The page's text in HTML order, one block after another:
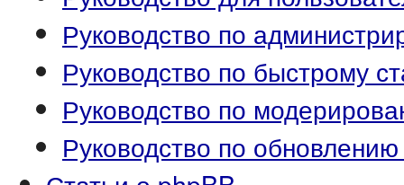
Руководство по
Руководство по быстрому
Руководство по
Руководство по